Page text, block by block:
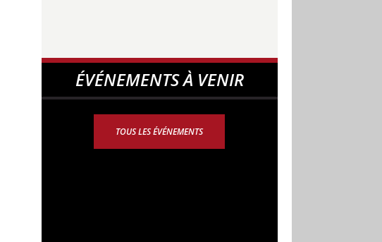
ÉVÉNEMENTS À VENIR
TOUS LES ÉVÉNEMENTS